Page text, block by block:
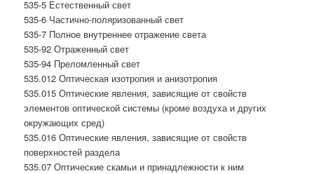
535-5 Естественный свет
535-6 Частично-поляризованный свет
535-7 Полное внутреннее отражение света
535-92 Отраженный свет
535-94 Преломленный свет
535.012 Оптическая изотропия и анизотропия
535.015 Оптические явления, зависящие от свойств
элементов оптической системы (кроме воздуха и других
окружающих сред)
535.016 Оптические явления, зависящие от свойств
поверхностей раздела
535.07 Оптические скамьи и принадлежности к ним